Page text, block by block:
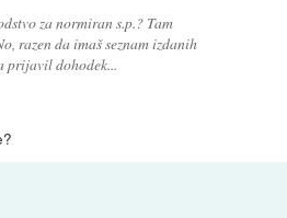
za normiran s.p.? Tam
razen da imaš seznam izdanih
prijavil dohodek...